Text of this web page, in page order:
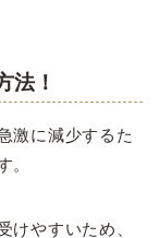
法！
激に減少するた
。
けやすいため、